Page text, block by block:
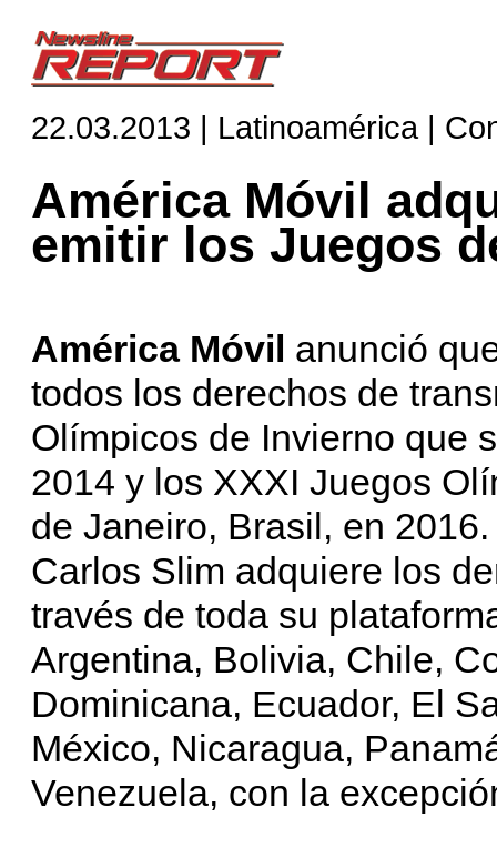
22.03.2013 | Latinoamérica |
América Móvil
emitir los Juegos
América Móvil anunció
todos los derechos de
Olímpicos de Invierno que
2014 y los XXXI Juegos
de Janeiro, Brasil, en
Carlos Slim adquiere los
través de toda su
Argentina, Bolivia, Chile,
Dominicana, Ecuador, El
México, Nicaragua,
Venezuela, con la